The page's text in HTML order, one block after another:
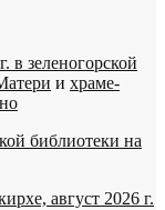
в зеленогорской
и храме-
библиотеки на
август 2026 г.